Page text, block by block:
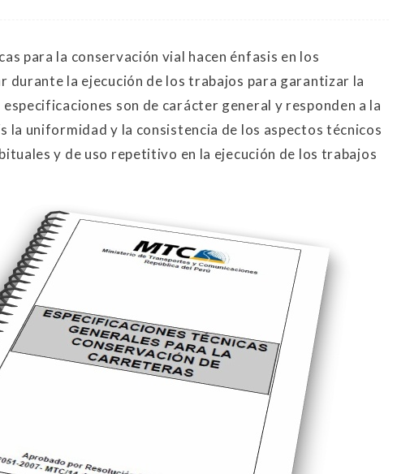
para la conservación vial hacen énfasis en los
durante la ejecución de los trabajos para garantizar la
especificaciones son de carácter general y responden a la
la uniformidad y la consistencia de los aspectos técnicos
y de uso repetitivo en la ejecución de los trabajos